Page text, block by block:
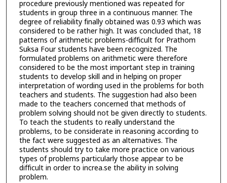
procedure previously mentioned was repeated for
students in group three in a continuous manner. The
degree of reliability finally obtained was 0.93 which was
considered to be rather high. It was concluded that, 18
patterns of arithmetic problems-difficult for Prathom
Suksa Four students have been recognized. The
formulated problems on arithmetic were therefore
considered to be the most important step in training
students to develop skill and in helping on proper
interpretation of wording used in the problems for both
teachers and students. The suggestion had also been
made to the teachers concerned that methods of
problem solving should not be given directly to students.
To teach the students to really understand the
problems, to be considerate in reasoning according to
the fact were suggested as an alternatives. The
students should try to take more practice on various
types of problems particularly those appear to be
difficult in order to increa.se the ability in solving
problem.